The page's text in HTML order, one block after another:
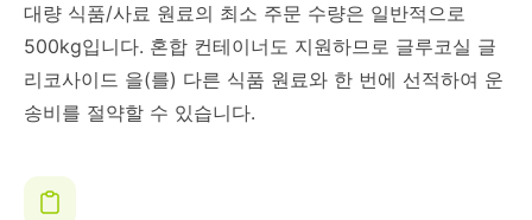
대량 식품/사료 원료의 최소 주문 수량은 일반적으로
500kg입니다. 혼합 컨테이너도 지원하므로 글루코실 글
리코사이드 을(를) 다른 식품 원료와 한 번에 선적하여 운
송비를 절약할 수 있습니다.